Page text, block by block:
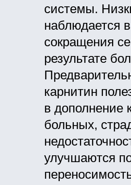
системы.
наблюдается
сокращения
результате
карнитин
в дополнение
больных,
улучшаются